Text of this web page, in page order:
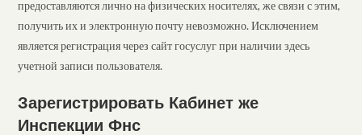
предоставляются лично на физических носителях, же связи с этим,
получить их и электронную почту невозможно. Исключением
является регистрация через сайт госуслуг при наличии здесь
учетной записи пользователя.
Зарегистрировать Кабинет же
Инспекции Фнс